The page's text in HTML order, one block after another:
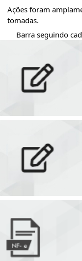
Ações foram
tomadas.
Barra seguindo